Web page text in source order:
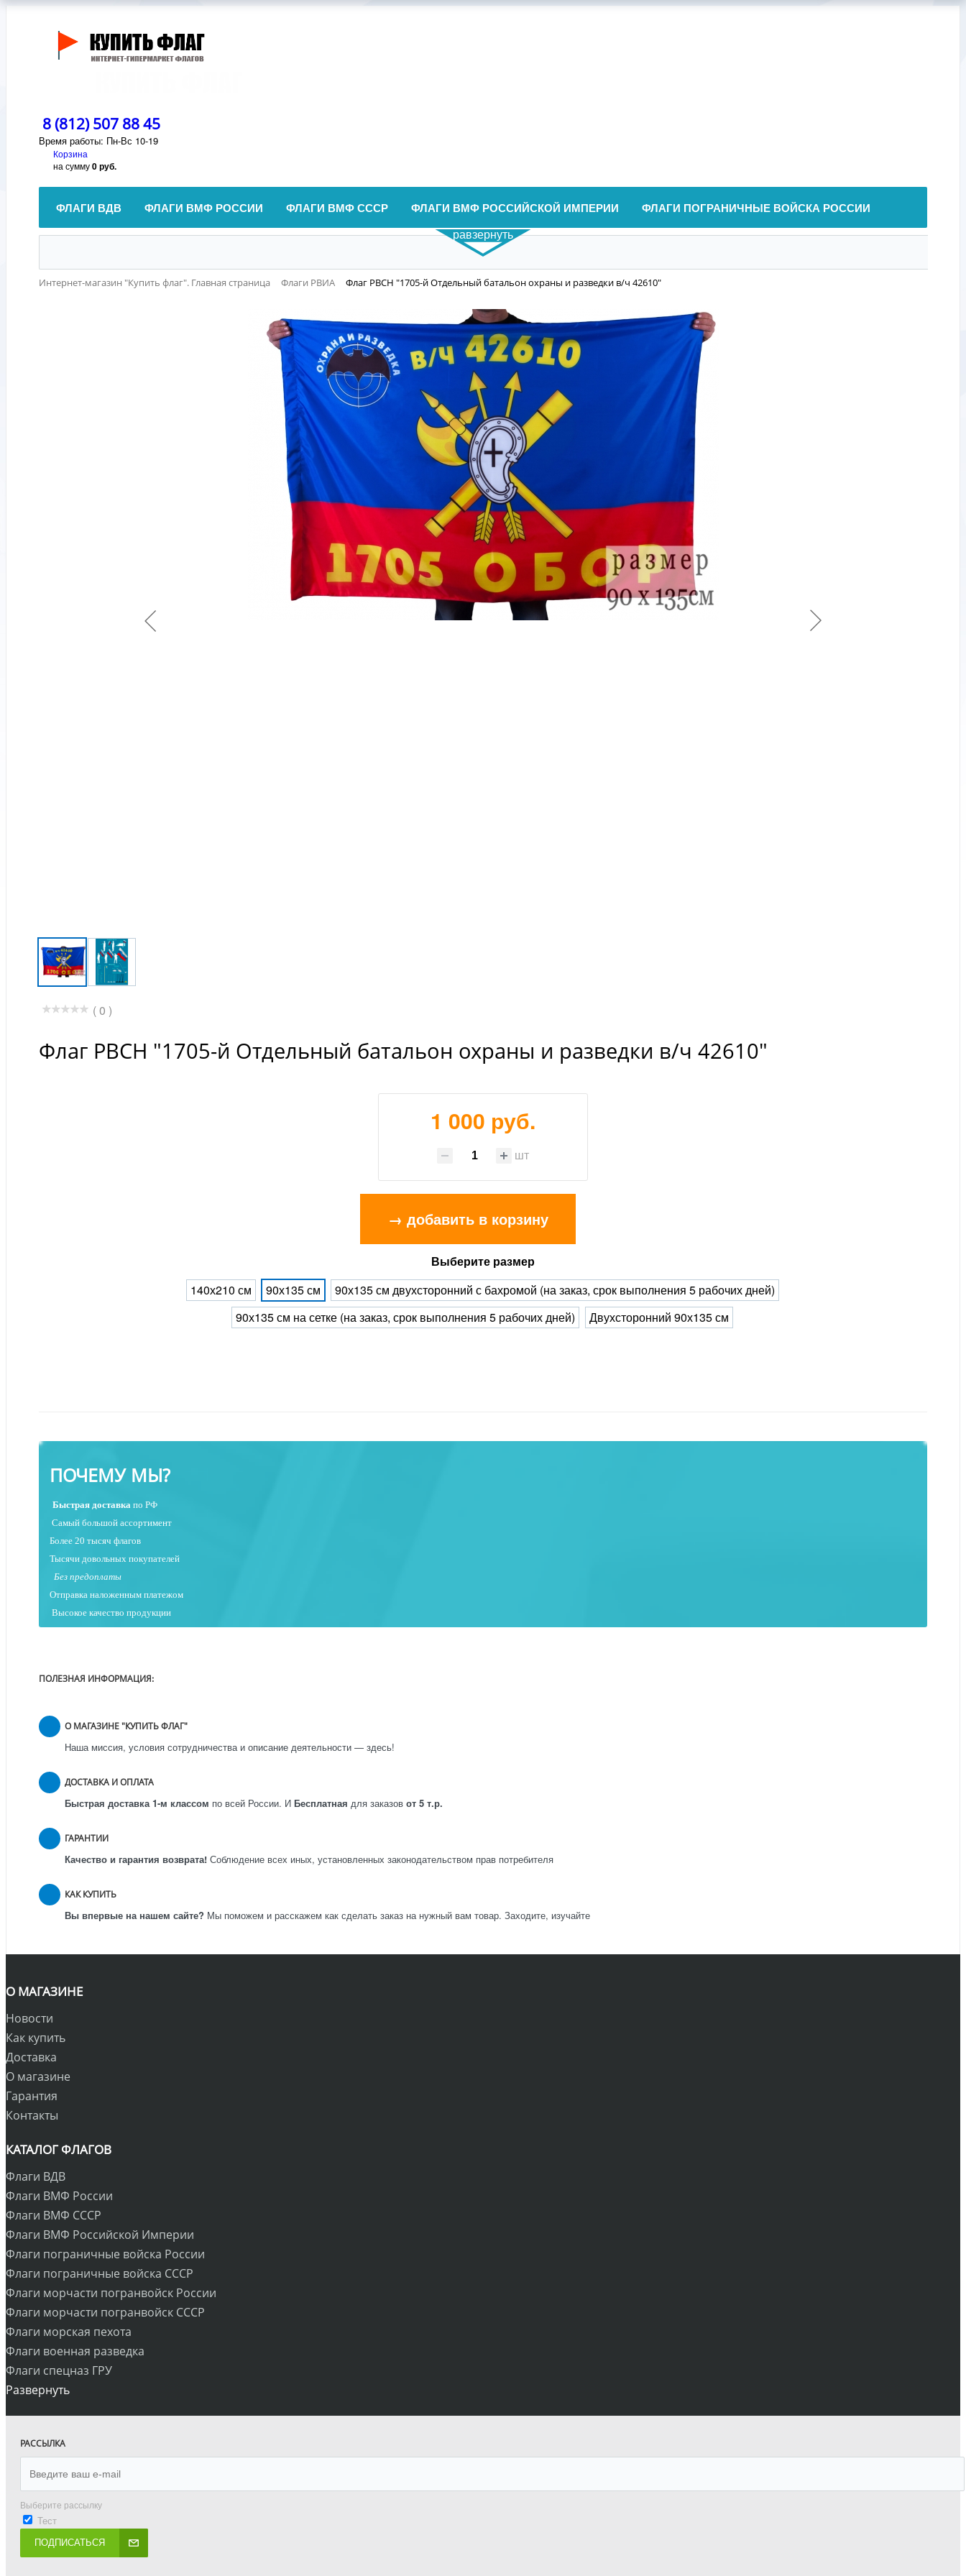
8 (812) 507 88 45
Время работы: Пн-Вс 10-19
Корзина
на сумму0 руб.
ФЛАГИ ВДВ ФЛАГИ ВМФ РОССИИ ФЛАГИ ВМФ СССР ФЛАГИ ВМФ РОССИЙСКОЙ ИМПЕРИИ ФЛАГИ ПОГРАНИЧНЫЕ ВОЙСКА РОССИИ
равзернуть
Интернет-магазин "Купить флаг". Главная страница Флаги РВИА Флаг РВСН "1705-й Отдельный батальон охраны и разведки в/ч 42610"
( 0 )
Флаг РВСН "1705-й Отдельный батальон охраны и разведки в/ч 42610"
1 000 руб.
шт
→ добавить в корзину
Выберите размер
140х210 см
90х135 см
90х135 см двухсторонний с бахромой (на заказ, срок выполнения 5 рабочих дней)
90х135 см на сетке (на заказ, срок выполнения 5 рабочих дней)
Двухсторонний 90х135 см
ПОЧЕМУ МЫ?
Быстрая доставка по РФ
Самый большой ассортимент
Более 20 тысяч флагов
Тысячи довольных покупателей
Без предоплаты
Отправка наложенным платежом
Высокое качество продукции
ПОЛЕЗНАЯ ИНФОРМАЦИЯ:
О МАГАЗИНЕ "КУПИТЬ ФЛАГ"
Наша миссия, условия сотрудничества и описание деятельности — здесь!
ДОСТАВКА И ОПЛАТА
Быстрая доставка 1-м классом по всей России. И Бесплатная для заказов от 5 т.р.
ГАРАНТИИ
Качество и гарантия возврата! Соблюдение всех иных, установленных законодательством прав потребителя
КАК КУПИТЬ
Вы впервые на нашем сайте? Мы поможем и расскажем как сделать заказ на нужный вам товар. Заходите, изучайте
О МАГАЗИНЕ
Новости
Как купить
Доставка
О магазине
Гарантия
Контакты
КАТАЛОГ ФЛАГОВ
Флаги ВДВ
Флаги ВМФ России
Флаги ВМФ СССР
Флаги ВМФ Российской Империи
Флаги пограничные войска России
Флаги пограничные войска СССР
Флаги морчасти погранвойск России
Флаги морчасти погранвойск СССР
Флаги морская пехота
Флаги военная разведка
Флаги спецназ ГРУ
Развернуть
РАССЫЛКА
Выберите рассылку
Тест
ПОДПИСАТЬСЯ